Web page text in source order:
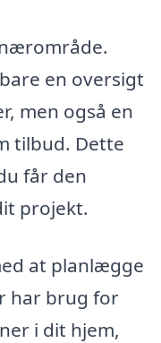
en oversigt
men også en
tilbud. Dette
får den
projekt.
at planlægge
har brug for
i dit hjem,